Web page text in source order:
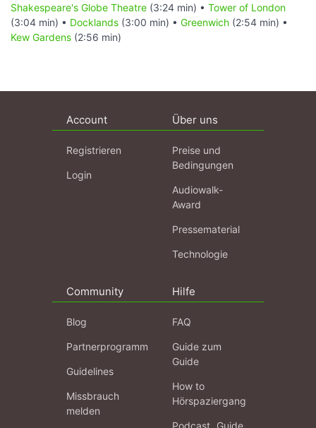
Shakespeare's Globe Theatre (3:24 min) • Tower of London
(3:04 min) • Docklands (3:00 min) • Greenwich (2:54 min) •
Kew Gardens (2:56 min)
Account
Registrieren
Login
Über uns
Preise und
Bedingungen
Audiowalk-
Award
Pressematerial
Technologie
Community
Blog
Partnerprogramm
Guidelines
Missbrauch
melden
Hilfe
FAQ
Guide zum
Guide
How to
Hörspaziergang
Podcast „Guide